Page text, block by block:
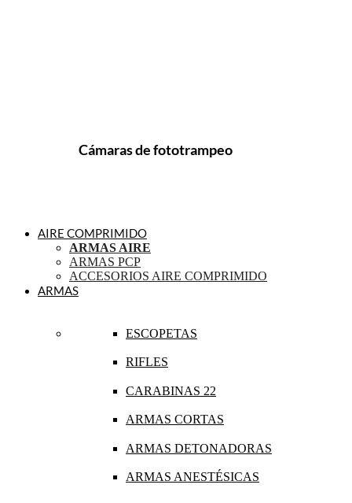
Cámaras de fototrampeo
AIRE COMPRIMIDO
ARMAS AIRE
ARMAS PCP
ACCESORIOS AIRE COMPRIMIDO
ARMAS
ESCOPETAS
RIFLES
CARABINAS 22
ARMAS CORTAS
ARMAS DETONADORAS
ARMAS ANESTÉSICAS